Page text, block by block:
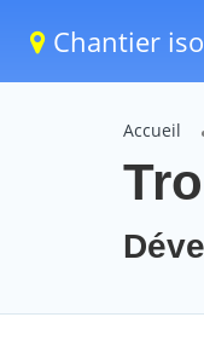
Chantier
Accueil